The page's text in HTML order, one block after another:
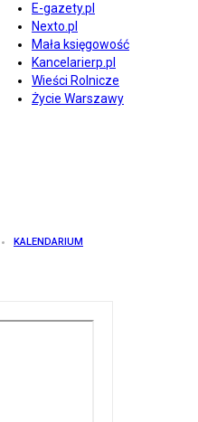
E-gazety.pl
Nexto.pl
Mała księgowość
Kancelarierp.pl
Wieści Rolnicze
Życie Warszawy
KALENDARIUM